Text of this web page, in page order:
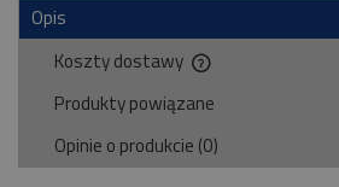
Opis
Koszty dostawy
Cena nie zawiera ewentualnych kosztów
Produkty powiązane
Opinie o produkcie (0)